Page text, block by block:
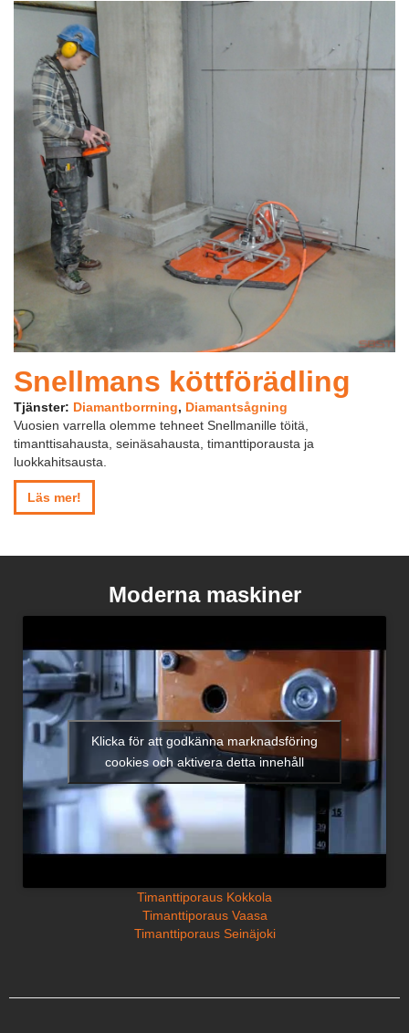
Snellmans köttförädling
Tjänster: Diamantborrning, Diamantsågning
Vuosien varrella olemme tehneet Snellmanille töitä,
timanttisahausta, seinäsahausta, timanttiporausta ja
luokkahitsausta.
Läs mer!
Moderna maskiner
Klicka för att godkänna marknadsföring
cookies och aktivera detta innehåll
Timanttiporaus Kokkola
Timanttiporaus Vaasa
Timanttiporaus Seinäjoki